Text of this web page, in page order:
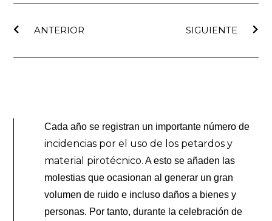
ANTERIOR
SIGUIENTE
Cada año se registran un importante número de
incidencias por el uso de los petardos y
material pirotécnico. A esto se añaden las
molestias que ocasionan al generar un gran
volumen de ruido e incluso daños a bienes y
personas. Por tanto, durante la celebración de